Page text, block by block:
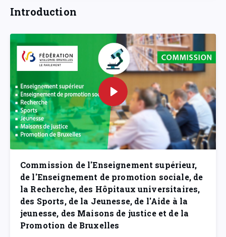
Introduction
Commission de l'Enseignement supérieur,
de l'Enseignement de promotion sociale, de
la Recherche, des Hôpitaux universitaires,
des Sports, de la Jeunesse, de l'Aide à la
jeunesse, des Maisons de justice et de la
Promotion de Bruxelles